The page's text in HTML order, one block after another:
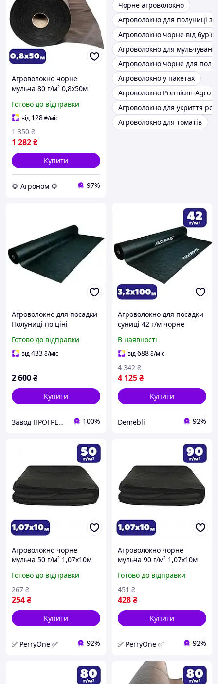
Агроволокно чорне
мульча 80 г/м² 0,8х50м
укриття ґрунту від
бурʼянів (br-AWB8008050)
AGN
Готово до відправки
від 128₴/міс
1 282₴
1 350 ₴
Купити
🌻 Агроном 🌻 97%
Чорне агроволокно
Агроволокно для полуниці з
Агроволокно чорне від
Агроволокно для
Агроволокно чорне для
Агроволокно у пакетах
Агроволокно Premium-Agro
Агроволокно для укриття
Агроволокно для томатів
Агроволокно для посадки
Полуниці по ціні
кв.м. на 3 роки
1,07м*100метрів (без
Готово до відправки
від433₴/міс
2 600₴
Купити
Завод ПРОГРЕС Полімер 100%
Агроволокно для посадки
суниці 42 г/м чорне
та полуниці від бурʼянів
(АВЧР00002)
В наявності
від688₴/міс
4 125₴
4 342 ₴
Купити
Demebli 92%
Агроволокно чорне
мульча 50 г/м² 1,07х10м
суниці та укриття ґрунту
від бурʼянів Shadow
Готово до відправки
254₴
267 ₴
Купити
✅ PerryOne ✅ 92%
Агроволокно чорне
мульча 90 г/м² 1,07х10м
суниці та укриття ґрунту
від бурʼянів
Готово до відправки
428₴
451 ₴
Купити
✅ PerryOne ✅ 92%